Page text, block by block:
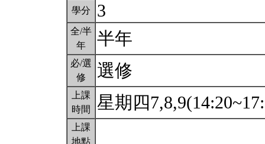
學分 3
全/半
年
半年
必/選
修
選修
上課
時間
星期四
上課
地點